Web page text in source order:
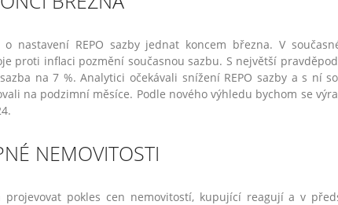
nastavení REPO sazby jednat koncem března. V
proti inflaci pozmění současnou sazbu. S největší
na 7 %. Analytici očekávali snížení REPO sazby a s ní
na podzimní měsíce. Podle nového výhledu bychom se
NEMOVITOSTI
pokles cen nemovitostí, kupující reagují a v